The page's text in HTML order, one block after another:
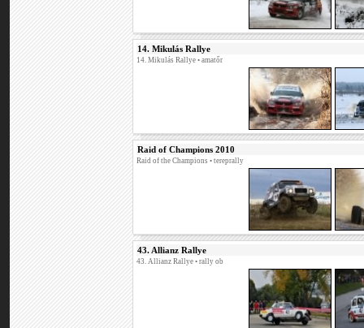
14. Mikulás Rallye
14. Mikulás Rallye • amatőr
Raid of Champions 2010
Raid of the Champions • tereprally
43. Allianz Rallye
43. Allianz Rallye • rally ob